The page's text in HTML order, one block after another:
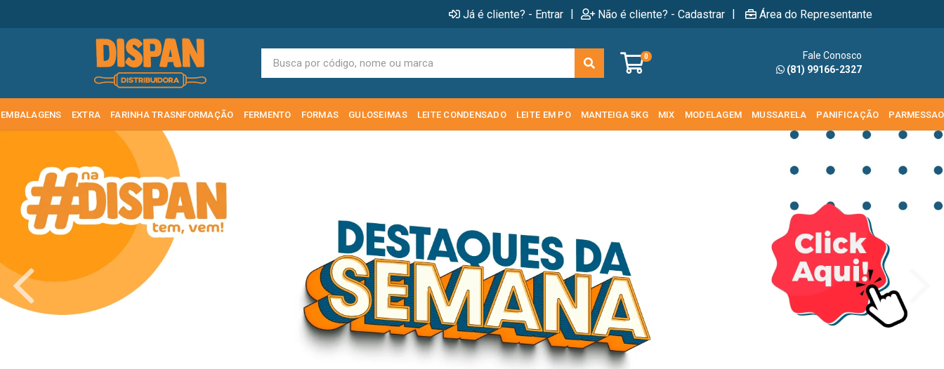
Já é cliente? - Entrar | Não é cliente? - Cadastrar | Área do Representante
0
Fale Conosco
(81) 99166-2327
EMBALAGENS EXTRA FARINHA TRASNFORMAÇÃO FERMENTO FORMAS GULOSEIMAS LEITE CONDENSADO LEITE EM PO MANTEIGA 5KG MIX MODELAGEM MUSSARELA PANIFICAÇÃO PARMESSAO